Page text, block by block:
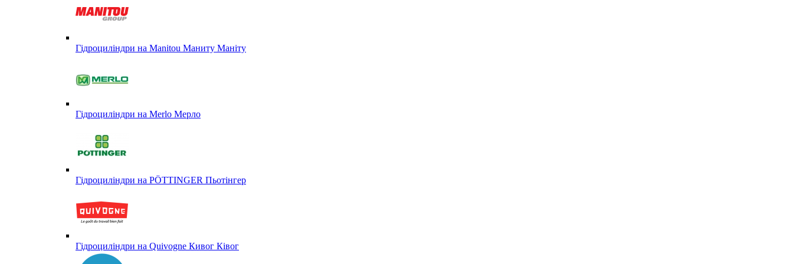
Гідроциліндри на Manitou Маниту Маніту
Гідроциліндри на Merlo Мерло
Гідроциліндри на PÖTTINGER Пьотінгер
Гідроциліндри на Quivogne Кивог Ківог